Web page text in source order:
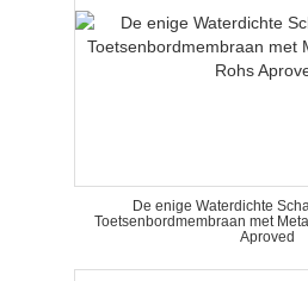
De enige Waterdichte
Toetsenbordmembraan met
Aproved